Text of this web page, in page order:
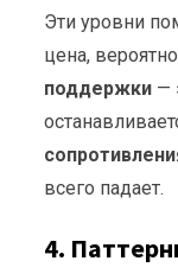
Эти уровни
цена,
поддержки —
всего падает.
4.